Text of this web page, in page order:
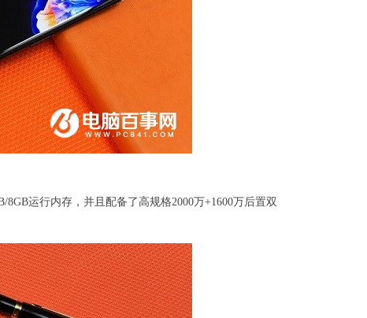
运行内存，并且配备了高规格2000万+1600万后置双